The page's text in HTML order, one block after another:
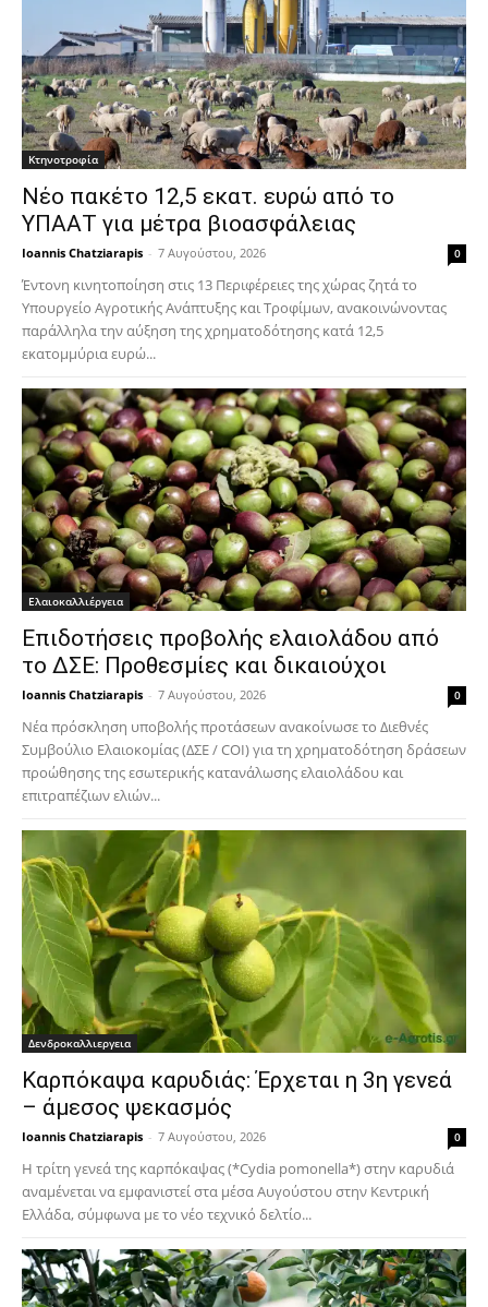
Κτηνοτροφία
Νέο πακέτο 12,5 εκατ. ευρώ από το
ΥΠΑΑΤ για μέτρα βιοασφάλειας
Ioannis Chatziarapis - 7 Αυγούστου, 2026 0
Έντονη κινητοποίηση στις 13 Περιφέρειες της χώρας ζητά το
Υπουργείο Αγροτικής Ανάπτυξης και Τροφίμων, ανακοινώνοντας
παράλληλα την αύξηση της χρηματοδότησης κατά 12,5
εκατομμύρια ευρώ...
Ελαιοκαλλιέργεια
Επιδοτήσεις προβολής ελαιολάδου από
το ΔΣΕ: Προθεσμίες και δικαιούχοι
Ioannis Chatziarapis - 7 Αυγούστου, 2026 0
Νέα πρόσκληση υποβολής προτάσεων ανακοίνωσε το Διεθνές
Συμβούλιο Ελαιοκομίας (ΔΣΕ / COI) για τη χρηματοδότηση δράσεων
προώθησης της εσωτερικής κατανάλωσης ελαιολάδου και
επιτραπέζιων ελιών...
Δενδροκαλλιεργεια
Καρπόκαψα καρυδιάς: Έρχεται η 3η γενεά
– άμεσος ψεκασμός
Ioannis Chatziarapis - 7 Αυγούστου, 2026 0
Η τρίτη γενεά της καρπόκαψας (*Cydia pomonella*) στην καρυδιά
αναμένεται να εμφανιστεί στα μέσα Αυγούστου στην Κεντρική
Ελλάδα, σύμφωνα με το νέο τεχνικό δελτίο...